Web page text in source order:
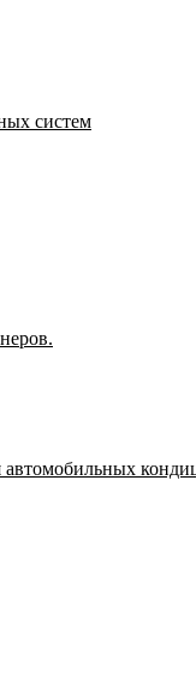
систем